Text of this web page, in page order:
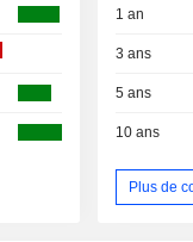
1 an
3 ans
5 ans
10 ans
Plus de